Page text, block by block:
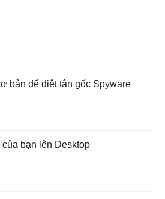
bản để diệt tận gốc Spyware
của bạn lên Desktop